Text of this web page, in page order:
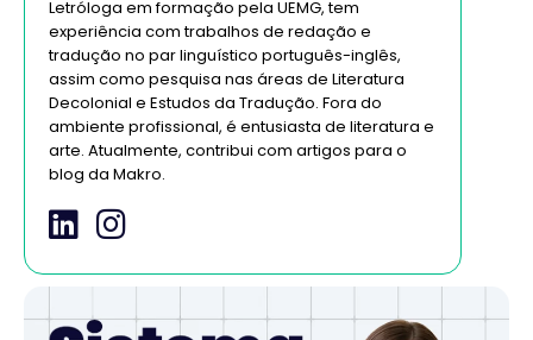
Letróloga em formação pela UEMG, tem
experiência com trabalhos de redação e
tradução no par linguístico português-inglês,
assim como pesquisa nas áreas de Literatura
Decolonial e Estudos da Tradução. Fora do
ambiente profissional, é entusiasta de literatura e
arte. Atualmente, contribui com artigos para o
blog da Makro.